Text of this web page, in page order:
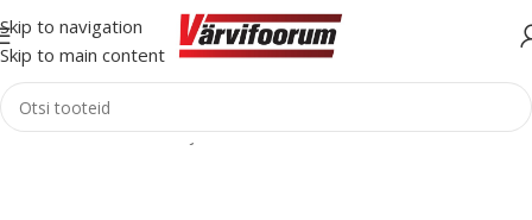
Skip to navigation
Skip to main content
Esileht Tarvikud Liimid ja tarvikud Kereliim/hermeetik